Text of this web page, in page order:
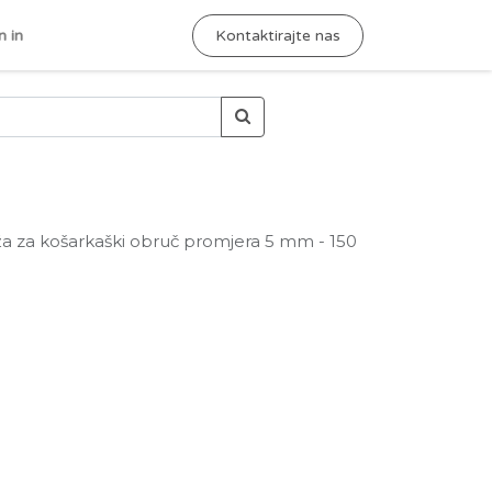
in Kontaktirajte nas
za košarkaški obruč promjera 5 mm - 150